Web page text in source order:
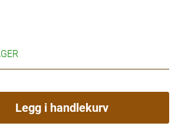
Legg i handlekurv